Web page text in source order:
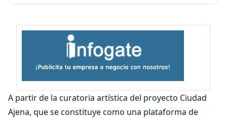
A partir de la curatoria artística del proyecto Ciudad
Ajena, que se constituye como una plataforma de